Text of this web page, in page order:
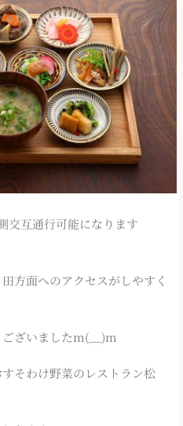
交互通行可能になります
方面へのアクセスがしやすく
ざいましたm(__)m
そわけ野菜のレストラン松